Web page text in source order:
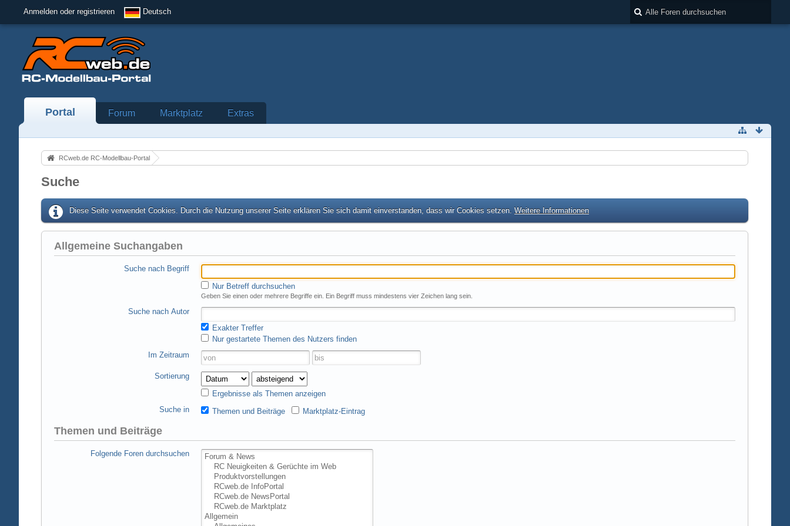
Anmelden oder registrieren Deutsch
Portal Forum Marktplatz Extras
RCweb.de RC-Modellbau-Portal
Suche
Diese Seite verwendet Cookies. Durch die Nutzung unserer Seite erklären Sie sich damit einverstanden, dass wir Cookies setzen. Weitere Informationen
Allgemeine Suchangaben
Suche nach Begriff
Nur Betreff durchsuchen
Geben Sie einen oder mehrere Begriffe ein. Ein Begriff muss mindestens vier Zeichen lang sein.
Suche nach Autor
Exakter Treffer
Nur gestartete Themen des Nutzers finden
Im Zeitraum
Sortierung
Ergebnisse als Themen anzeigen
Suche in
Themen und Beiträge Marktplatz-Eintrag
Themen und Beiträge
Folgende Foren durchsuchen